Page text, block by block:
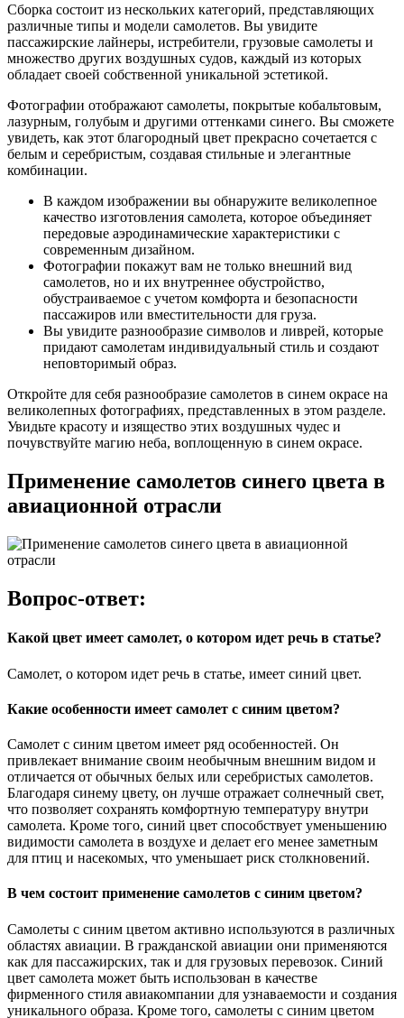
Сборка состоит из нескольких категорий, представляющих
различные типы и модели самолетов. Вы увидите
пассажирские лайнеры, истребители, грузовые самолеты и
множество других воздушных судов, каждый из которых
обладает своей собственной уникальной эстетикой.
Фотографии отображают самолеты, покрытые кобальтовым,
лазурным, голубым и другими оттенками синего. Вы сможете
увидеть, как этот благородный цвет прекрасно сочетается с
белым и серебристым, создавая стильные и элегантные
комбинации.
В каждом изображении вы обнаружите великолепное
качество изготовления самолета, которое объединяет
передовые аэродинамические характеристики с
современным дизайном.
Фотографии покажут вам не только внешний вид
самолетов, но и их внутреннее обустройство,
обустраиваемое с учетом комфорта и безопасности
пассажиров или вместительности для груза.
Вы увидите разнообразие символов и ливрей, которые
придают самолетам индивидуальный стиль и создают
неповторимый образ.
Откройте для себя разнообразие самолетов в синем окрасе на
великолепных фотографиях, представленных в этом разделе.
Увидьте красоту и изящество этих воздушных чудес и
почувствуйте магию неба, воплощенную в синем окрасе.
Применение самолетов синего цвета в
авиационной отрасли
Вопрос-ответ:
Какой цвет имеет самолет, о котором идет речь в статье?
Самолет, о котором идет речь в статье, имеет синий цвет.
Какие особенности имеет самолет с синим цветом?
Самолет с синим цветом имеет ряд особенностей. Он
привлекает внимание своим необычным внешним видом и
отличается от обычных белых или серебристых самолетов.
Благодаря синему цвету, он лучше отражает солнечный свет,
что позволяет сохранять комфортную температуру внутри
самолета. Кроме того, синий цвет способствует уменьшению
видимости самолета в воздухе и делает его менее заметным
для птиц и насекомых, что уменьшает риск столкновений.
В чем состоит применение самолетов с синим цветом?
Самолеты с синим цветом активно используются в различных
областях авиации. В гражданской авиации они применяются
как для пассажирских, так и для грузовых перевозок. Синий
цвет самолета может быть использован в качестве
фирменного стиля авиакомпании для узнаваемости и создания
уникального образа. Кроме того, самолеты с синим цветом